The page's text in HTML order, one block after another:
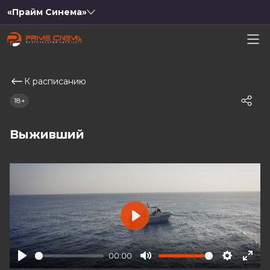
«Прайм Синема»
К расписанию
Выживший
18+
00:00
Play